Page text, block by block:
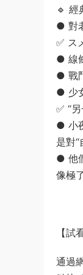
🔹 經
● 對
✅ ス
● 線
● 戰
● 少
✅ “
● 小
是對“
● 他
像極
【試
通過